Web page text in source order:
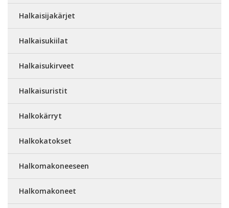
Halkaisijakärjet
Halkaisukiilat
Halkaisukirveet
Halkaisuristit
Halkokärryt
Halkokatokset
Halkomakoneeseen
Halkomakoneet